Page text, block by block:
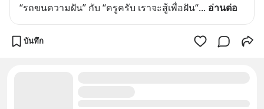
“รถขนความฝัน” กับ “ครูครับ เราจะสู้เพื่อฝัน“... อ่านต่อ
บันทึก